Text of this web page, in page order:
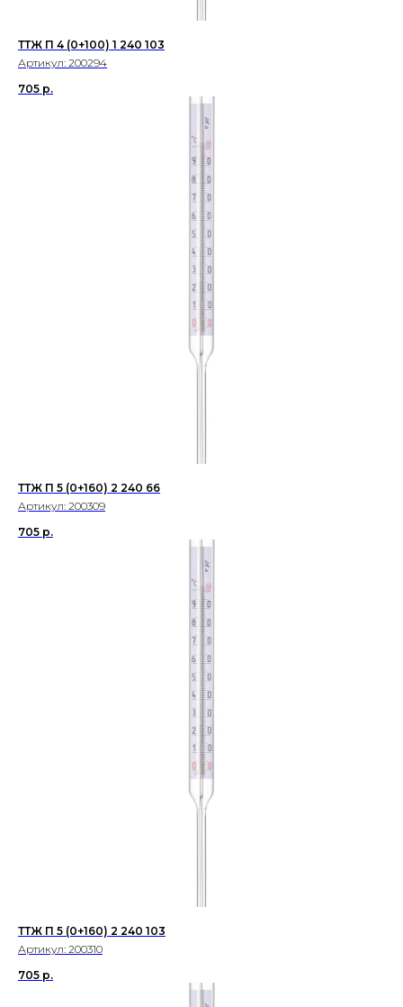
ТТЖ П 4 (0+100) 1 240 103
Артикул: 200294
705 р.
ТТЖ П 5 (0+160) 2 240 66
Артикул: 200309
705 р.
ТТЖ П 5 (0+160) 2 240 103
Артикул: 200310
705 р.